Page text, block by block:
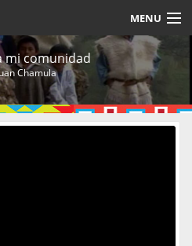
MENU
Sesión
mi comunidad
Chamula